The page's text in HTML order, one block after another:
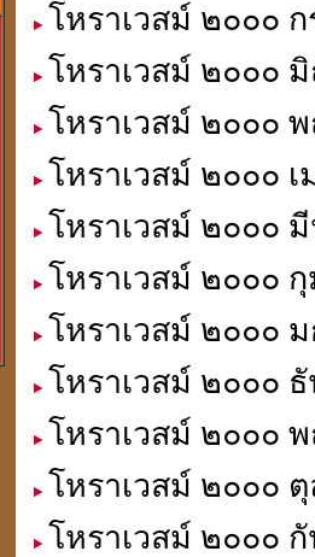
โหราเวสม์ ๒๐๐๐
โหราเวสม์ ๒๐๐๐
โหราเวสม์ ๒๐๐๐
โหราเวสม์ ๒๐๐๐
โหราเวสม์ ๒๐๐๐
โหราเวสม์ ๒๐๐๐
โหราเวสม์ ๒๐๐๐
โหราเวสม์ ๒๐๐๐
โหราเวสม์ ๒๐๐๐
โหราเวสม์ ๒๐๐๐
โหราเวสม์ ๒๐๐๐